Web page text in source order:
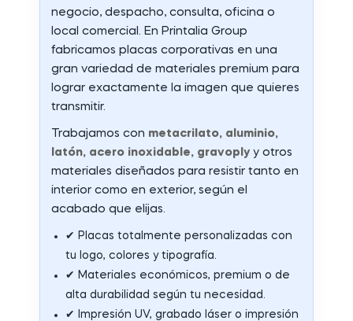
negocio, despacho, consulta, oficina o
local comercial. En Printalia Group
fabricamos placas corporativas en una
gran variedad de materiales premium para
lograr exactamente la imagen que quieres
transmitir.
Trabajamos con metacrilato, aluminio,
latón, acero inoxidable, gravoply y otros
materiales diseñados para resistir tanto en
interior como en exterior, según el
acabado que elijas.
✔ Placas totalmente personalizadas con
tu logo, colores y tipografía.
✔ Materiales económicos, premium o de
alta durabilidad según tu necesidad.
✔ Impresión UV, grabado láser o impresión